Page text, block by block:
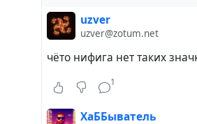
Но что они показывают?
Всё очень просто - это
установили с вашим
Зелёный цвет означает,
права для
красный же говорит о том,
uzver
uzver@zotum.net
чёто нифига нет таких
1
ХаББыватель